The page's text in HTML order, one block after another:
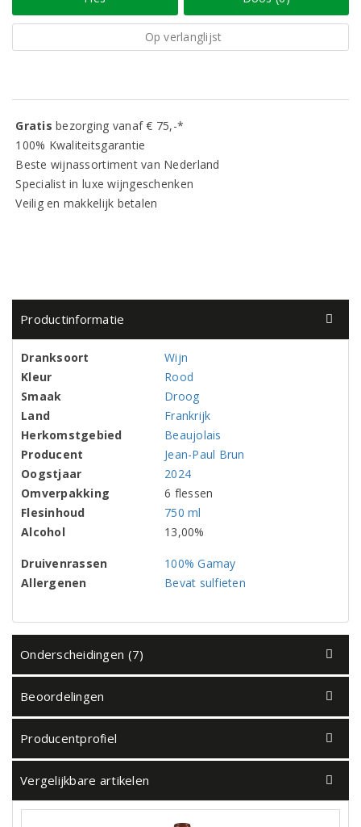
Op verlanglijst
Gratisbezorging vanaf € 75,-*
100% Kwaliteitsgarantie
Beste wijnassortiment van Nederland
Specialist in luxe wijngeschenken
Veilig en makkelijk betalen
Productinformatie
Dranksoort
Wijn
Kleur
Rood
Smaak
Droog
Land
Frankrijk
Herkomstgebied
Beaujolais
Producent
Jean-Paul Brun
Oogstjaar
2024
Omverpakking
6 flessen
Flesinhoud
750 ml
Alcohol
13,00%
Druivenrassen
100% Gamay
Allergenen
Bevat sulfieten
Onderscheidingen (7)
Beoordelingen
Producentprofiel
Vergelijkbare artikelen